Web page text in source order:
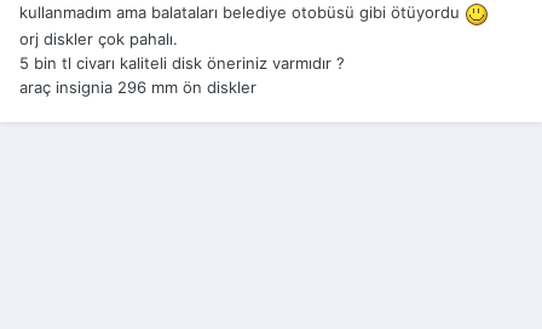
kullanmadım ama balataları belediye otobüsü gibi ötüyordu
orj diskler çok pahalı.
5 bin tl civarı kaliteli disk öneriniz varmıdır ?
araç insignia 296 mm ön diskler